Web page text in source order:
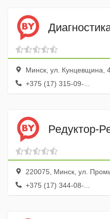
Минск, ул. Кунцевщина,
+375 (17) 315-09-...
Редуктор-
220075, Минск, ул.
+375 (17) 344-08-...